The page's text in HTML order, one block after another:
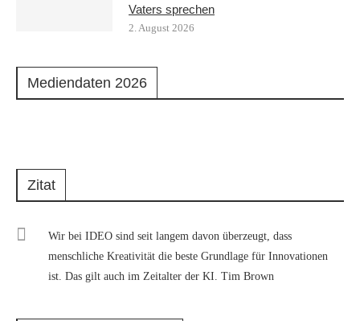
Vaters sprechen
2. August 2026
Mediendaten 2026
Zitat
Wir bei IDEO sind seit langem davon überzeugt, dass
menschliche Kreativität die beste Grundlage für Innovationen
ist. Das gilt auch im Zeitalter der KI. Tim Brown